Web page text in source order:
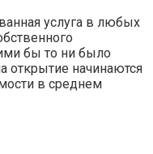
услуга в любых
бы то ни было
открытие начинаются
в среднем